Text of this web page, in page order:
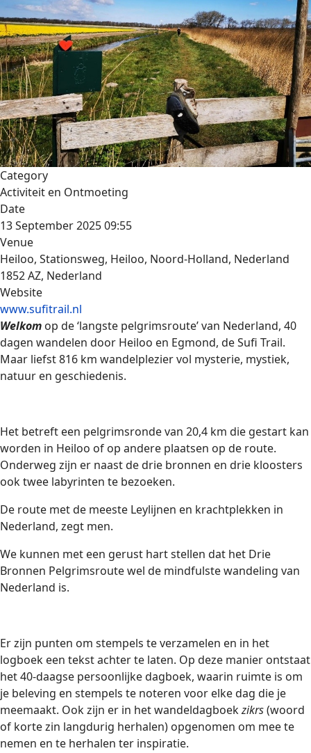
Category
Activiteit en Ontmoeting
Date
13 September 202509:55
Venue
Heiloo, Stationsweg, Heiloo, Noord-Holland, Nederland
1852 AZ, Nederland
Website
www.sufitrail.nl
Welkom op de ‘langste pelgrimsroute’ van Nederland, 40
dagen wandelen door Heiloo en Egmond, de Sufi Trail.
Maar liefst 816 km wandelplezier vol mysterie, mystiek,
natuur en geschiedenis.
Het betreft een pelgrimsronde van 20,4 km die gestart kan
worden in Heiloo of op andere plaatsen op de route.
Onderweg zijn er naast de drie bronnen en drie kloosters
ook twee labyrinten te bezoeken.
De route met de meeste Leylijnen en krachtplekken in
Nederland, zegt men.
We kunnen met een gerust hart stellen dat het Drie
Bronnen Pelgrimsroute wel de mindfulste wandeling van
Nederland is.
Er zijn punten om stempels te verzamelen en in het
logboek een tekst achter te laten. Op deze manier ontstaat
het 40-daagse persoonlijke dagboek, waarin ruimte is om
je beleving en stempels te noteren voor elke dag die je
meemaakt. Ook zijn er in het wandeldagboekzikrs(woord
of korte zin langdurig herhalen) opgenomen om mee te
nemen en te herhalen ter inspiratie.